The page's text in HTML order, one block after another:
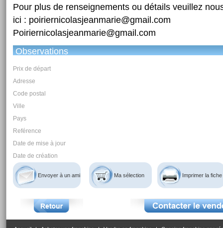
Pour plus de renseignements ou détails veuillez
ici : poiriernicolasjeanmarie@gmail.com
Poiriernicolasjeanmarie@gmail.com
Observations
Prix de départ
Adresse
Code postal
Ville
Pays
Reférence
Date de mise à jour
Date de création
Envoyer à un ami Ma sélection Imprimer la fiche